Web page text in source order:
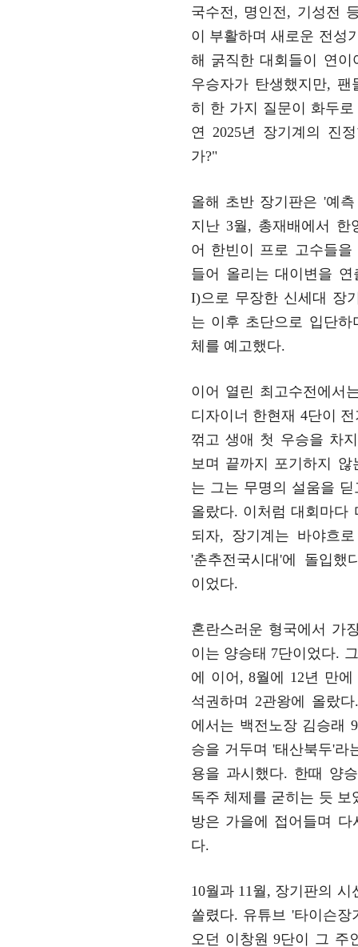
국수전, 명인전, 기성전
이 부활하며 새로운 전성
해 굵직한 대회들이 연이
우승자가 탄생했지만, 팬
히 한 가지 질문이 화두
연 2025년 장기계의 진
가?"
올해 초반 장기판은 '예
지난 3월, 총재배에서 한
어 한빈이 프로 고수들을
들어 올리는 대이변을 연
I)으로 무장한 신세대 장
는 이후 초단으로 입단하
체를 예고했다.
이어 열린 최고수전에서
디자이너 한현재 4단이
꺾고 생애 첫 우승을 차
보며 끝까지 포기하지 않
는 그는 무명의 설움을
올랐다. 이처럼 대회마다
되자, 장기계는 바야흐
'춘추전국시대'에 돌입했
이었다.
혼란스러운 형국에서 가
이는 양승태 7단이었다.
에 이어, 8월에 12년 만
석권하며 2관왕에 올랐
에서는 백전노장 김승래
승을 거두며 '태산북두'라
용을 과시했다. 한때 양
독주 체제를 굳히는 듯 보
방은 가을에 접어들며 다
다.
10월과 11월, 장기판의
쏠렸다. 유튜브 '타이슨장
오던 이창원 9단이 그 주